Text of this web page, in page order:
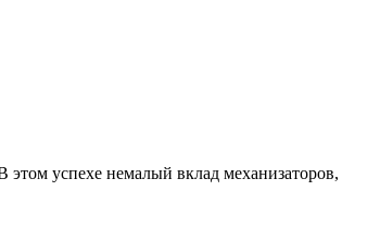
этом успехе немалый вклад механизаторов,